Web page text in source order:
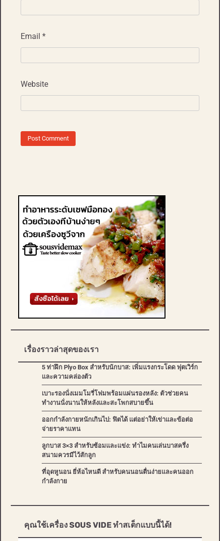
Email *
Website
เรื่องราวล่าสุดของเรา
5 ท่าฝึก Plyo Box สำหรับนักบาส: เพิ่มแรงกระโดด ฟุตเวิร์ก
และความคล่องตัว
เบาะรองนั่งเมมโมรี่โฟมพร้อมแผ่นรองหลัง: ตัวช่วยคน
ทำงานนั่งนานให้หลังและสะโพกสบายขึ้น
ออกกำลังกายหนักเกินไป: ฟิตได้ แต่อย่าให้เข่าและข้อต่อ
จ่ายราคาแทน
ลูกบาส 3×3 สำหรับซ้อมและแข่ง: ทำไมคนเล่นบาสครึ่ง
สนามควรมีไว้สักลูก
ที่อุดหูนอน ยี่ห้อไหนดี สำหรับคนนอนตื่นง่ายและคนออก
กำลังกาย
คุณใช้เครื่อง SOUS VIDE ทำสเต็กแบบนี้ได้!